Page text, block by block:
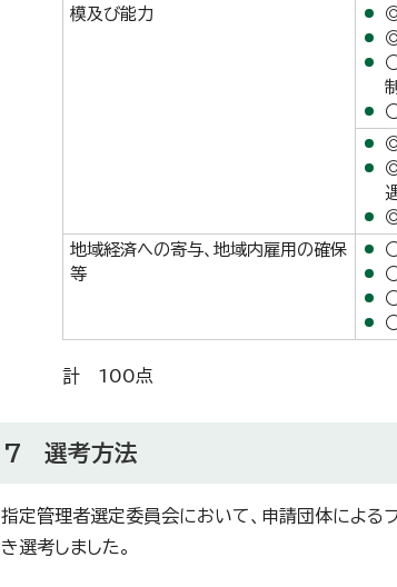
模及び能力
地域経済への寄与、地域内雇用の確保
等
計 100点
7 選考方法
指定管理者選定委員会において、申請団体による
き選考しました。